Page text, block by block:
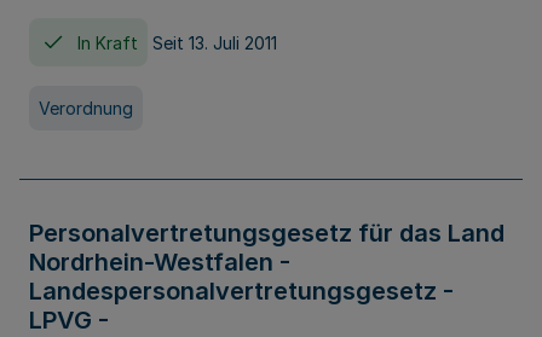
In Kraft Seit 13. Juli 2011
Verordnung
Personalvertretungsgesetz für das Land
Nordrhein-Westfalen -
Landespersonalvertretungsgesetz -
LPVG -